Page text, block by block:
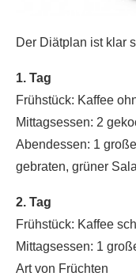
Der Diätplan ist klar
1. Tag
Frühstück: Kaffee
Mittagsessen: 2
Abendessen: 1
gebraten, grüner
2. Tag
Frühstück: Kaffee
Mittagsessen: 1
Art von Früchten